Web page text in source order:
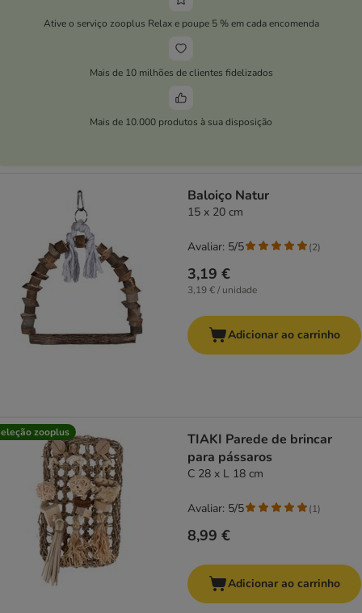
Ative o serviço zooplus Relax e poupe 5 % em cada encomenda
Mais de 10 milhões de clientes fidelizados
Mais de 10.000 produtos à sua disposição
Baloiço Natur
15 x 20 cm
3,19 €
3,19 € / unidade
Avaliar: 5/5 (2)
Adicionar ao carrinho
zooplus
TIAKI Parede de brincar
para pássaros
C 28 x L 18 cm
8,99 €
Avaliar: 5/5 (1)
Adicionar ao carrinho